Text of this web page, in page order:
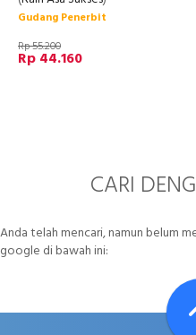
Gudang Penerbit
Rp 55.200
Rp 44.160
CARI
Anda telah mencari, namun belum
google di bawah ini: